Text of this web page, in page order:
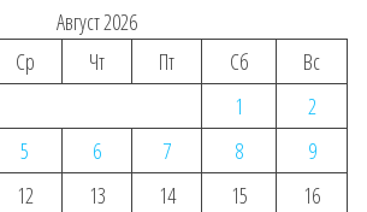
Август 2026
Ср Чт Пт Сб
Вс
1
2
5 6 7 8
9
12 13 14 15
16